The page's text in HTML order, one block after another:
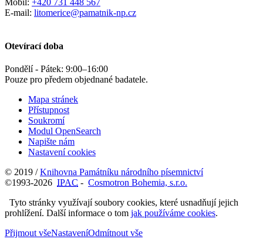
Mobil: +420 731 448 567
E-mail: litomerice@pamatnik-np.cz
Otevírací doba
Pondělí - Pátek: 9:00–16:00
Pouze pro předem objednané badatele.
Mapa stránek
Přístupnost
Soukromí
Modul OpenSearch
Napište nám
Nastavení cookies
© 2019 /Knihovna Památníku národního písemnictví
©1993-2026 IPAC - Cosmotron Bohemia, s.r.o.
Tyto stránky využívají soubory cookies, které usnadňují jejich
prohlížení. Další informace o tom jak používáme cookies.
Přijmout všeNastaveníOdmítnout vše